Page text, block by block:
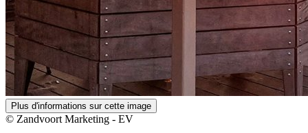
Plus d'informations sur cette image
© Zandvoort Marketing - EV